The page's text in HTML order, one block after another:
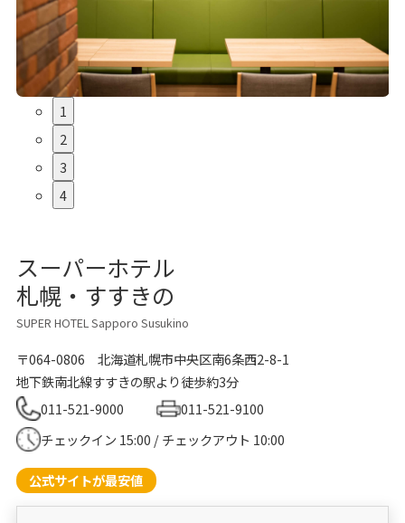
1
2
3
4
スーパーホテル
札幌・すすきの
SUPER HOTEL Sapporo Susukino
〒064-0806
北海道札幌市中央区南6条西2-8-1
地下鉄南北線すすきの駅より徒歩約3分
011-521-9000
011-521-9100
チェックイン 15:00 / チェックアウト 10:00
公式サイトが最安値